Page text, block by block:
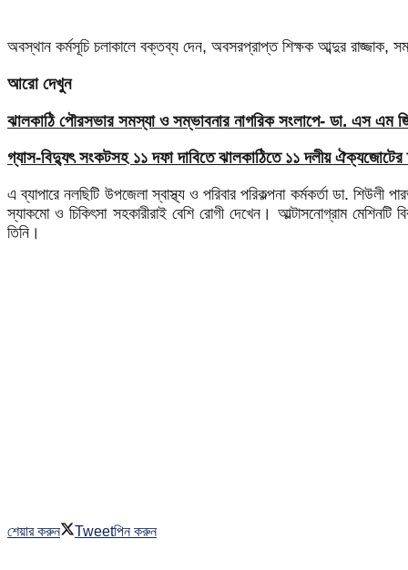
অবস্থান কর্মসূচি চলাকালে বক্তব্য দেন, অবসরপ্রাপ্ত শিক্ষক আব্দুর রাজ্জাক,
আরো দেখুন
ঝালকাঠি পৌরসভার সমস্যা ও সম্ভাবনার নাগরিক সংলাপে- ডা. এস এম
গ্যাস-বিদ্যুৎ সংকটসহ ১১ দফা দাবিতে ঝালকাঠিতে ১১ দলীয় ঐক্যজোটের
এ ব্যাপারে নলছিটি উপজেলা স্বাস্থ্য ও পরিবার পরিকল্পনা কর্মকর্তা ডা.
স্যাকমো ও চিকিৎসা সহকারীরাই বেশি রোগী দেখেন। আল্টাসনোগ্রাম
তিনি।
শেয়ার করুন Tweetপিন করুন